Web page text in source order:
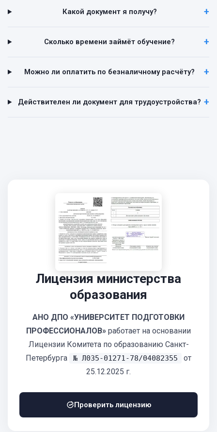
Какой документ я получу?
Сколько времени займёт обучение?
Можно ли оплатить по безналичному расчёту?
Действителен ли документ для трудоустройства?
Лицензия министерства
образования
АНО ДПО «УНИВЕРСИТЕТ ПОДГОТОВКИ
ПРОФЕССИОНАЛОВ» работает на основании
Лицензии Комитета по образованию Санкт-
Петербурга
№ Л035-01271-78/04082355
от
25.12.2025 г.
Проверить лицензию